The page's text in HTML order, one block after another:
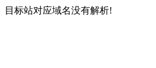
目标站对应域名没有解析!